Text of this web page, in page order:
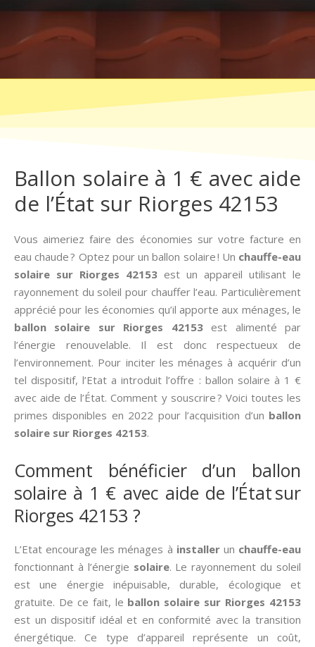
Ballon solaire à 1 € avec aide
de l’État sur Riorges 42153
Vous aimeriez faire des économies sur votre facture en
eau chaude ? Optez pour un ballon solaire ! Un chauffe-eau
solaire sur Riorges 42153 est un appareil utilisant le
rayonnement du soleil pour chauffer l’eau. Particulièrement
apprécié pour les économies qu’il apporte aux ménages, le
ballon solaire sur Riorges 42153 est alimenté par
l’énergie renouvelable. Il est donc respectueux de
l’environnement. Pour inciter les ménages à acquérir d’un
tel dispositif, l’Etat a introduit l’offre : ballon solaire à 1 €
avec aide de l’État. Comment y souscrire ? Voici toutes les
primes disponibles en 2022 pour l’acquisition d’un ballon
solaire sur Riorges 42153.
Comment bénéficier d’un ballon
solaire à 1 € avec aide de l’État sur
Riorges 42153 ?
L’Etat encourage les ménages à installerun chauffe-eau
fonctionnant à l’énergie solaire. Le rayonnement du soleil
est une énergie inépuisable, durable, écologique et
gratuite. De ce fait, le ballon solaire sur Riorges 42153
est un dispositif idéal et en conformité avec la transition
énergétique. Ce type d’appareil représente un coût,